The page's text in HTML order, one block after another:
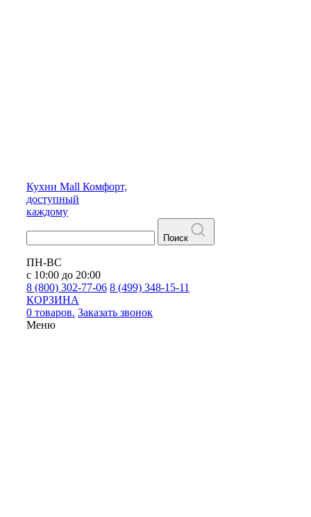
Кухни Mall Комфорт,
доступный
каждому
Поиск
ПН-ВС
с 10:00 до 20:00
8 (800) 302-77-06 8 (499) 348-15-11
КОРЗИНА
0 товаров. Заказать звонок
Меню